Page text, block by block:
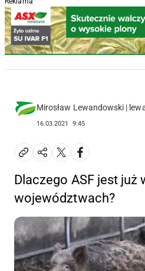
Mirosław Lewandowski |
16.03.2021 9:45
Dlaczego ASF jest już
województwach?